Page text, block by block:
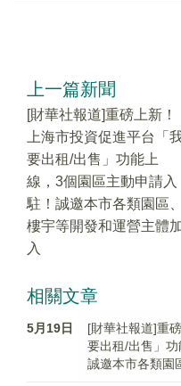
上一篇新聞
[財華社報道]重磅上新！
上海市投資促進平台「
要出租/出售」功能上
線，3個園區主動申請入
駐！誠邀本市各類園區、
樓宇等開發和運營主體
入
相關文章
5月19日
[財華社報道]重
要出租/出售」功
誠邀本市各類園